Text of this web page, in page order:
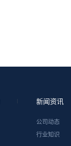
新闻资讯
公司动态
行业知识